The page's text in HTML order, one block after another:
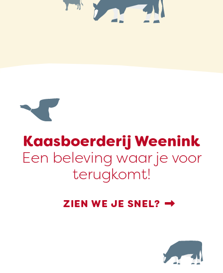
Kaasboerderij Weenink
Een beleving waar je voor
terugkomt!
ZIEN WE JE SNEL?